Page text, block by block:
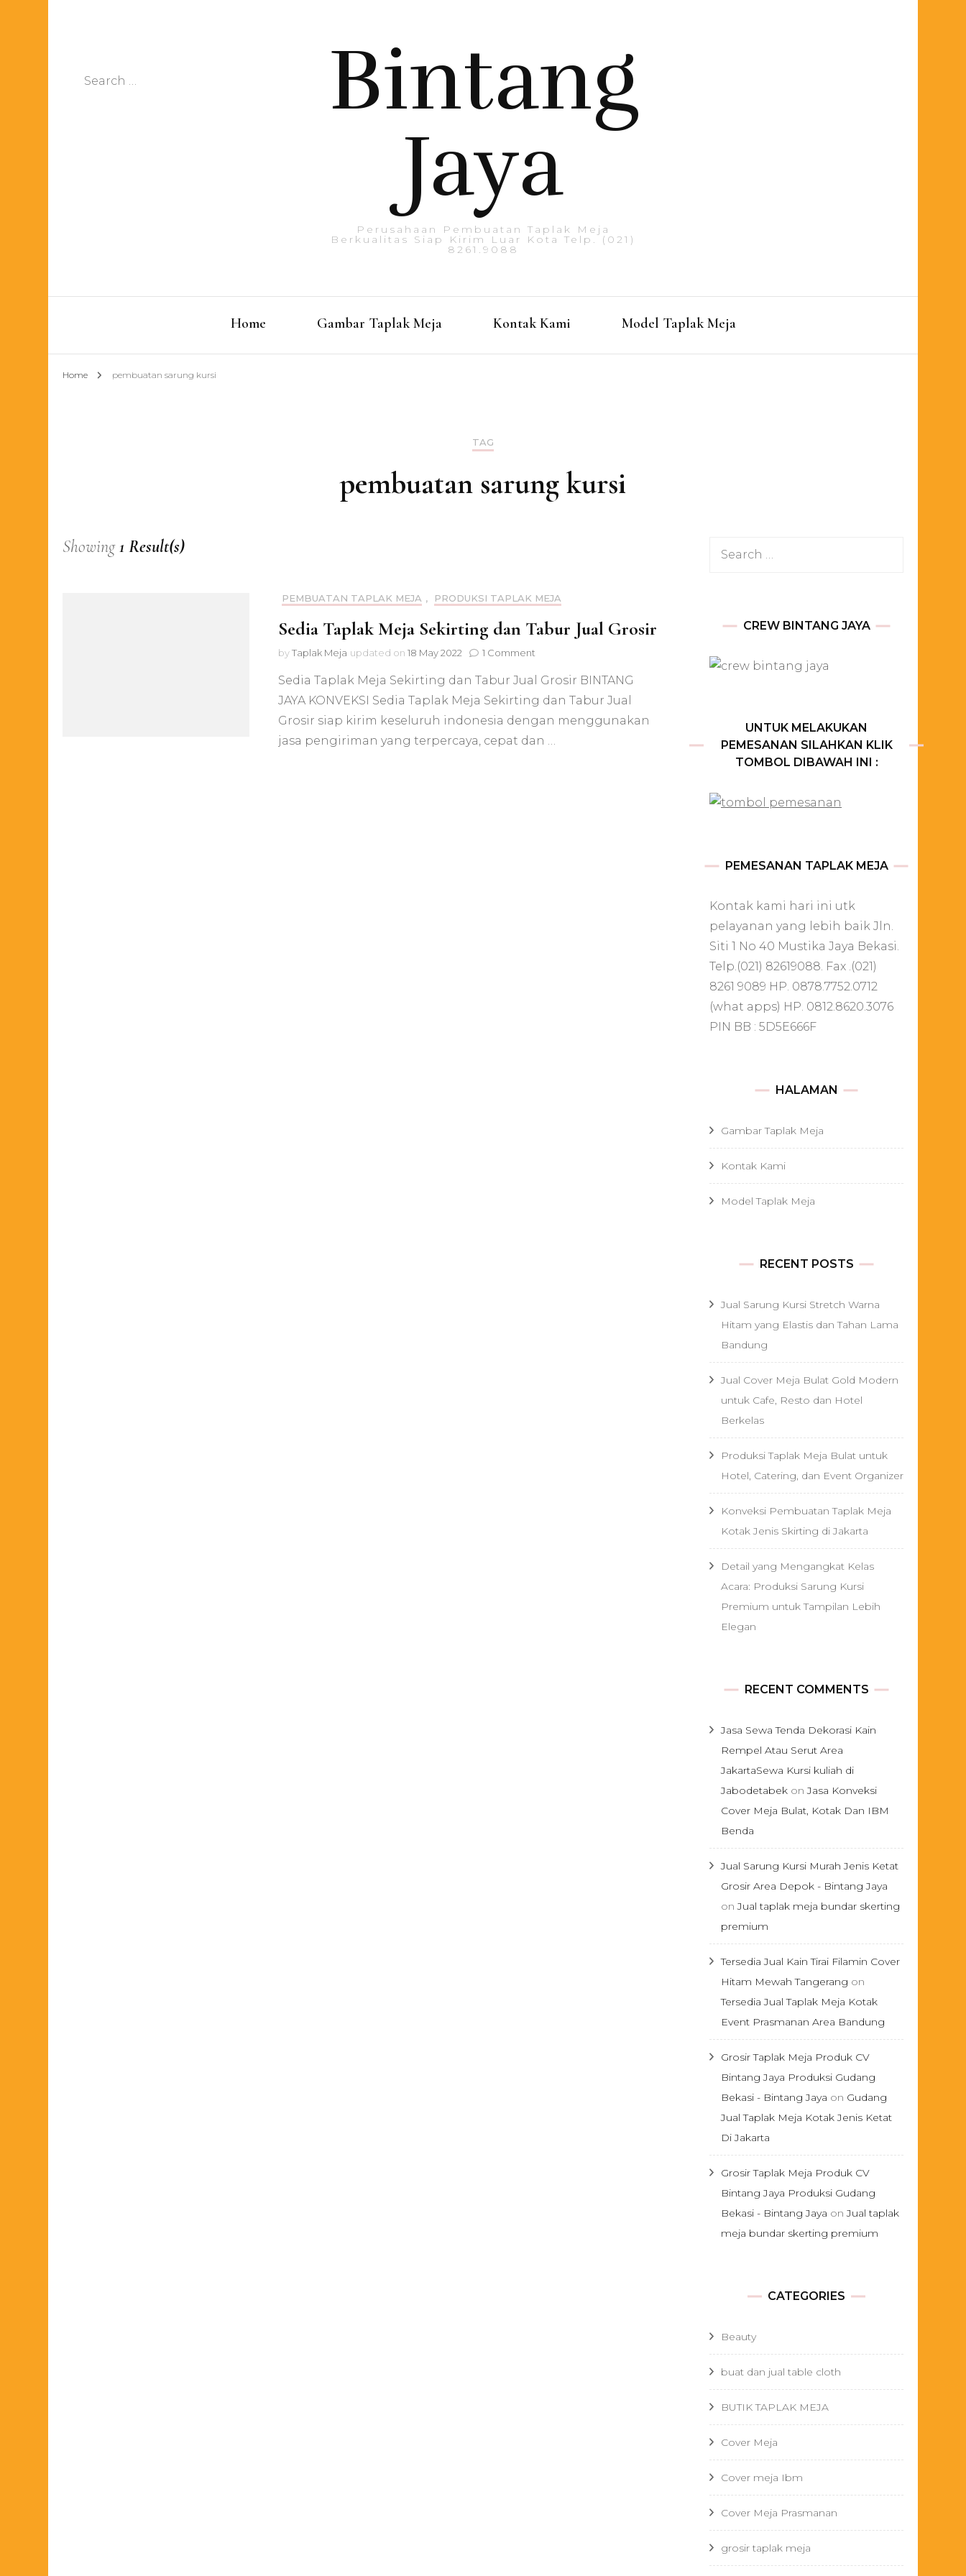
Search
Bintang
Jaya
Perusahaan Pembuatan Taplak Meja
Berkualitas Siap Kirim Luar Kota Telp. (021)
8261.9088
Home Gambar Taplak Meja Kontak Kami Model Taplak Meja
Home pembuatan sarung kursi
TAG
pembuatan sarung kursi
Showing1 Result(s)
PEMBUATAN TAPLAK MEJA , PRODUKSI TAPLAK MEJA
Sedia Taplak Meja Sekirting dan Tabur Jual Grosir
byTaplak Meja updated on 18 May 2022 1 Comment
Taplak
Meja
Sekirting
dan
Tabur
Sedia Taplak Meja Sekirting dan Tabur Jual Grosir BINTANG
JAYA KONVEKSI Sedia Taplak Meja Sekirting dan Tabur Jual
Grosir siap kirim keseluruh indonesia dengan menggunakan
jasa pengiriman yang terpercaya, cepat dan …
Search
CREW BINTANG JAYA
UNTUK MELAKUKAN
PEMESANAN SILAHKAN KLIK
TOMBOL DIBAWAH INI :
PEMESANAN TAPLAK MEJA
Kontak kami hari ini utk
pelayanan yang lebih baik Jln.
Siti 1 No 40 Mustika Jaya Bekasi.
Telp.(021) 82619088. Fax .(021)
8261 9089 HP. 0878.7752.0712
(what apps) HP. 0812.8620.3076
PIN BB : 5D5E666F
HALAMAN
Gambar Taplak Meja
Kontak Kami
Model Taplak Meja
RECENT POSTS
Jual Sarung Kursi Stretch Warna
Hitam yang Elastis dan Tahan Lama
Bandung
Jual Cover Meja Bulat Gold Modern
untuk Cafe, Resto dan Hotel
Berkelas
Produksi Taplak Meja Bulat untuk
Hotel, Catering, dan Event Organizer
Konveksi Pembuatan Taplak Meja
Kotak Jenis Skirting di Jakarta
Detail yang Mengangkat Kelas
Acara: Produksi Sarung Kursi
Premium untuk Tampilan Lebih
Elegan
RECENT COMMENTS
Jasa Sewa Tenda Dekorasi Kain
Rempel Atau Serut Area
JakartaSewa Kursi kuliah di
Jabodetabek onJasa Konveksi
Cover Meja Bulat, Kotak Dan IBM
Benda
Jual Sarung Kursi Murah Jenis Ketat
Grosir Area Depok - Bintang Jaya
onJual taplak meja bundar skerting
premium
Tersedia Jual Kain Tirai Filamin Cover
Hitam Mewah Tangerang on
Tersedia Jual Taplak Meja Kotak
Event Prasmanan Area Bandung
Grosir Taplak Meja Produk CV
Bintang Jaya Produksi Gudang
Bekasi - Bintang Jaya on Gudang
Jual Taplak Meja Kotak Jenis Ketat
Di Jakarta
Grosir Taplak Meja Produk CV
Bintang Jaya Produksi Gudang
Bekasi - Bintang Jaya onJual taplak
meja bundar skerting premium
CATEGORIES
Beauty
buat dan jual table cloth
BUTIK TAPLAK MEJA
Cover Meja
Cover meja Ibm
Cover Meja Prasmanan
grosir taplak meja